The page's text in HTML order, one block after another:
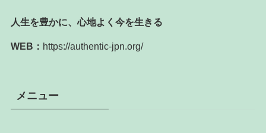
人生を豊かに、心地よく今を生きる
WEB： https://authentic-jpn.org/
メニュー